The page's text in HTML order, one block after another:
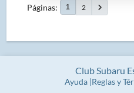
Páginas 1 2
Club Subaru
Ayuda Reglas y